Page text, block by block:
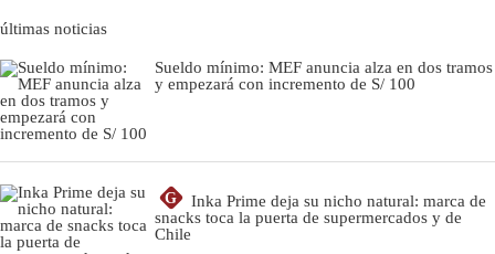
últimas noticias
Sueldo mínimo: MEF anuncia alza en dos tramos
y empezará con incremento de S/ 100
G
Inka Prime deja su nicho natural: marca de
snacks toca la puerta de supermercados y de
Chile